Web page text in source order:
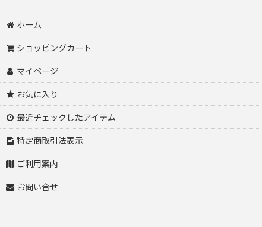
ホーム
ショッピングカート
マイページ
お気に入り
最近チェックしたアイテム
特定商取引法表示
ご利用案内
お問い合せ